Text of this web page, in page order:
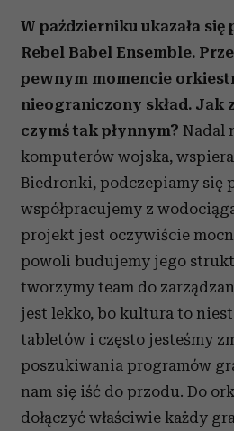
W październiku ukazała się
Rebel Babel Ensemble.
pewnym momencie
nieograniczony skład. Jak
czymś tak płynnym? Nadal
komputerów wojska,
Biedronki, podczepiamy się
współpracujemy z
projekt jest oczywiście
powoli budujemy jego
tworzymy team do
jest lekko, bo kultura to
tabletów i często jesteśmy
poszukiwania programów
nam się iść do przodu. Do
dołączyć właściwie każdy